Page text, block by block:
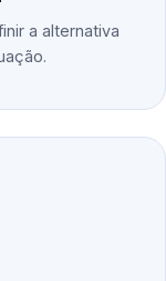
a alternativa